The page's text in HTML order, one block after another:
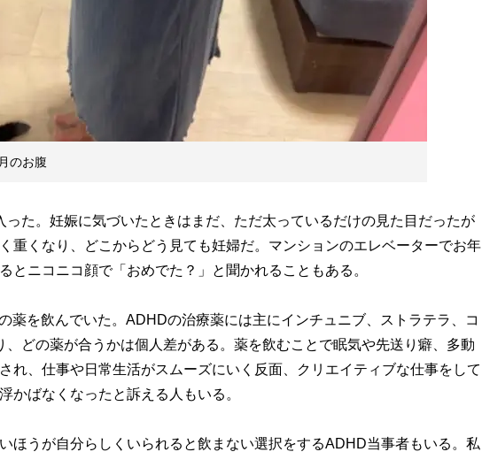
のお腹
た。妊娠に気づいたときはまだ、ただ太っているだけの見た目だったが
重くなり、どこからどう見ても妊婦だ。マンションのエレベーターでお年
とニコニコ顔で「おめでた？」と聞かれることもある。
薬を飲んでいた。ADHDの治療薬には主にインチュニブ、ストラテラ、コ
、どの薬が合うかは個人差がある。薬を飲むことで眠気や先送り癖、多動
れ、仕事や日常生活がスムーズにいく反面、クリエイティブな仕事をして
かばなくなったと訴える人もいる。
ほうが自分らしくいられると飲まない選択をするADHD当事者もいる。私